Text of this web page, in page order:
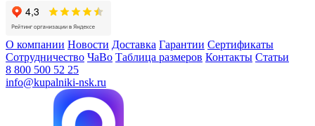
О компании Новости Доставка Гарантии Сертификаты
Сотрудничество ЧаВо Таблица размеров Контакты Статьи
8 800 500 52 25
info@kupalniki-nsk.ru